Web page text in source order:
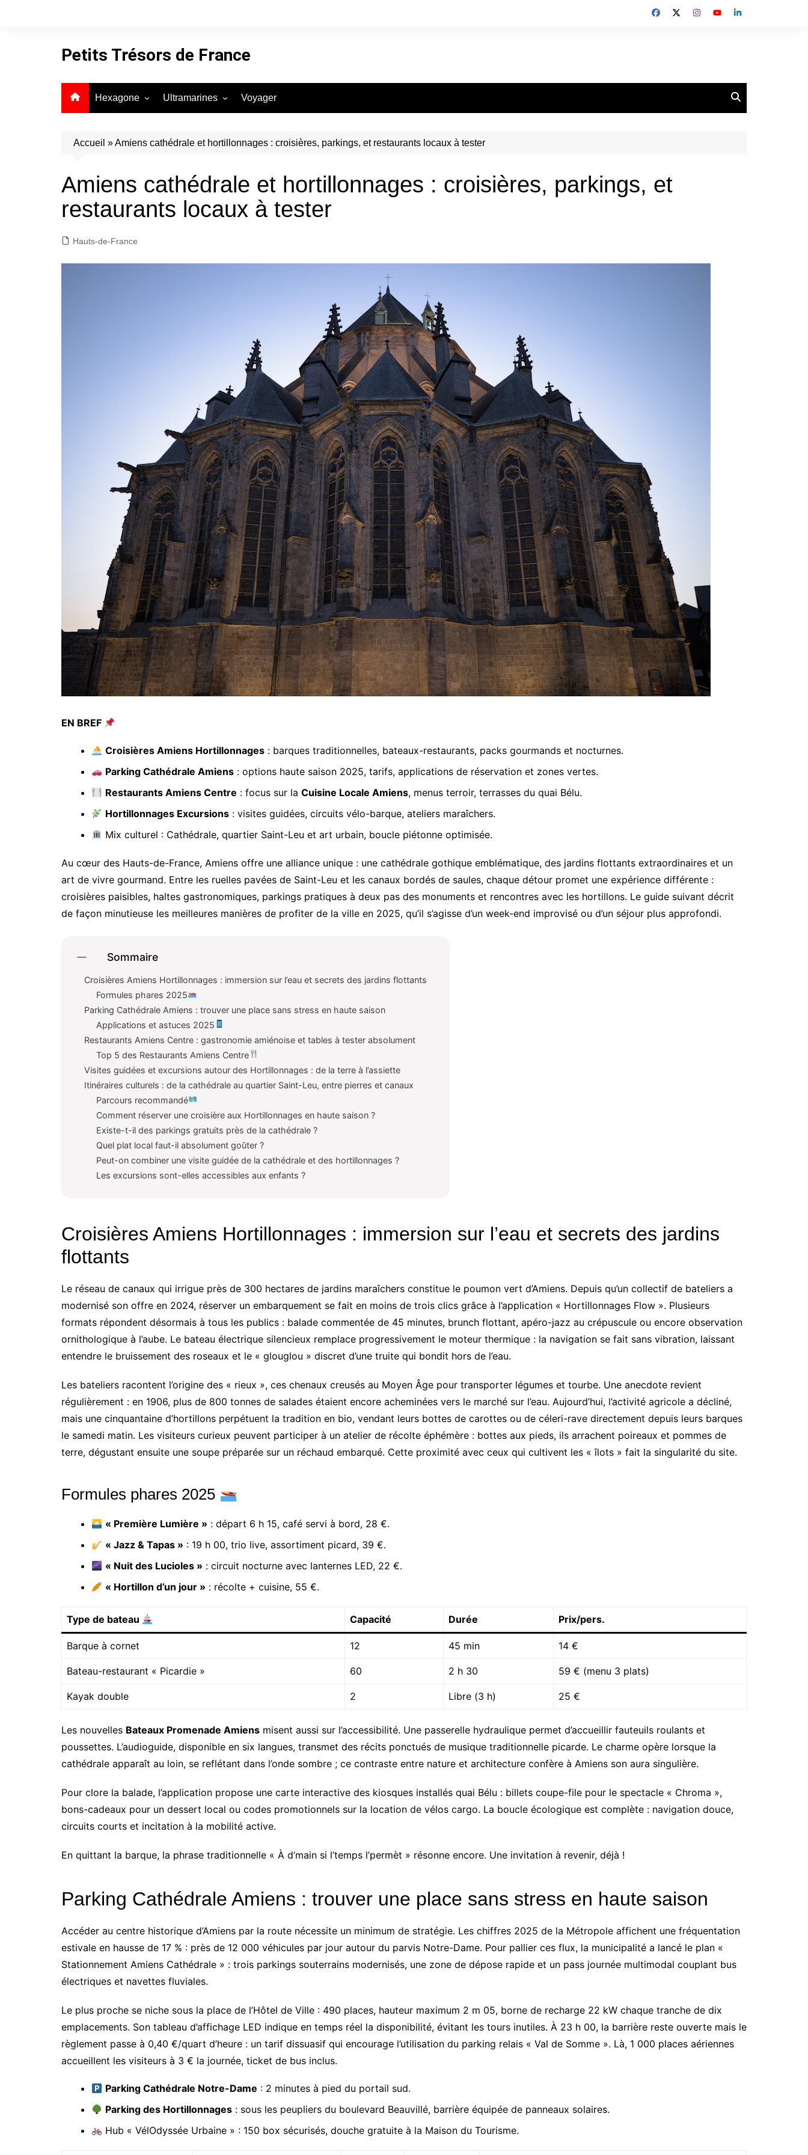
Petits Trésors de France
Hexagone
Bourgogne-Franche-Comté
Centre-Val de Loire
Hauts-de-France
Île-de-France
Ultramarines
Guyane
Martinique
Mayotte
Voyager
Accueil »Amiens cathédrale et hortillonnages : croisières, parkings, et restaurants locaux à tester
Amiens cathédrale et hortillonnages : croisières, parkings, et
restaurants locaux à tester
Hauts-de-France
EN BREF
Croisières Amiens Hortillonnages : barques traditionnelles, bateaux-restaurants, packs gourmands et nocturnes.
Parking Cathédrale Amiens : options haute saison 2025, tarifs, applications de réservation et zones vertes.
Restaurants Amiens Centre : focus sur laCuisine Locale Amiens, menus terroir, terrasses du quai Bélu.
Hortillonnages Excursions : visites guidées, circuits vélo-barque, ateliers maraîchers.
Mix culturel : Cathédrale, quartier Saint-Leu et art urbain, boucle piétonne optimisée.
Au cœur des Hauts-de-France, Amiens offre une alliance unique : une cathédrale gothique emblématique, des jardins flottants extraordinaires et un
art de vivre gourmand. Entre les ruelles pavées de Saint-Leu et les canaux bordés de saules, chaque détour promet une expérience différente :
croisières paisibles, haltes gastronomiques, parkings pratiques à deux pas des monuments et rencontres avec les hortillons. Le guide suivant décrit
de façon minutieuse les meilleures manières de profiter de la ville en 2025, qu’il s’agisse d’un week-end improvisé ou d’un séjour plus approfondi.
Sommaire
Croisières Amiens Hortillonnages : immersion sur l’eau et secrets des jardins flottants
Formules phares 2025
Parking Cathédrale Amiens : trouver une place sans stress en haute saison
Applications et astuces 2025
Restaurants Amiens Centre : gastronomie amiénoise et tables à tester absolument
Top 5 des Restaurants Amiens Centre
Visites guidées et excursions autour des Hortillonnages : de la terre à l’assiette
Itinéraires culturels : de la cathédrale au quartier Saint-Leu, entre pierres et canaux
Parcours recommandé
Comment réserver une croisière aux Hortillonnages en haute saison ?
Existe-t-il des parkings gratuits près de la cathédrale ?
Quel plat local faut-il absolument goûter ?
Peut-on combiner une visite guidée de la cathédrale et des hortillonnages ?
Les excursions sont-elles accessibles aux enfants ?
Croisières Amiens Hortillonnages : immersion sur l’eau et secrets des jardins
flottants
Le réseau de canaux qui irrigue près de 300 hectares de jardins maraîchers constitue le poumon vert d’Amiens. Depuis qu’un collectif de bateliers a
modernisé son offre en 2024, réserver un embarquement se fait en moins de trois clics grâce à l’application « Hortillonnages Flow ». Plusieurs
formats répondent désormais à tous les publics : balade commentée de 45 minutes, brunch flottant, apéro-jazz au crépuscule ou encore observation
ornithologique à l’aube. Le bateau électrique silencieux remplace progressivement le moteur thermique : la navigation se fait sans vibration, laissant
entendre le bruissement des roseaux et le « glouglou » discret d’une truite qui bondit hors de l’eau.
Les bateliers racontent l’origine des « rieux », ces chenaux creusés au Moyen Âge pour transporter légumes et tourbe. Une anecdote revient
régulièrement : en 1906, plus de 800 tonnes de salades étaient encore acheminées vers le marché sur l’eau. Aujourd’hui, l’activité agricole a décliné,
mais une cinquantaine d’hortillons perpétuent la tradition en bio, vendant leurs bottes de carottes ou de céleri-rave directement depuis leurs barques
le samedi matin. Les visiteurs curieux peuvent participer à un atelier de récolte éphémère : bottes aux pieds, ils arrachent poireaux et pommes de
terre, dégustant ensuite une soupe préparée sur un réchaud embarqué. Cette proximité avec ceux qui cultivent les « îlots » fait la singularité du site.
Formules phares 2025
« Première Lumière » : départ 6 h 15, café servi à bord, 28 €.
« Jazz & Tapas » : 19 h 00, trio live, assortiment picard, 39 €.
« Nuit des Lucioles » : circuit nocturne avec lanternes LED, 22 €.
« Hortillon d’un jour » : récolte + cuisine, 55 €.
Type de bateau Capacité Durée Prix/pers.
Barque à cornet 12 45 min 14 €
Bateau-restaurant « Picardie » 60 2 h 30 59 € (menu 3 plats)
Kayak double 2 Libre (3 h) 25 €
Les nouvelles Bateaux Promenade Amiens misent aussi sur l’accessibilité. Une passerelle hydraulique permet d’accueillir fauteuils roulants et
poussettes. L’audioguide, disponible en six langues, transmet des récits ponctués de musique traditionnelle picarde. Le charme opère lorsque la
cathédrale apparaît au loin, se reflétant dans l’onde sombre ; ce contraste entre nature et architecture confère à Amiens son aura singulière.
Pour clore la balade, l’application propose une carte interactive des kiosques installés quai Bélu : billets coupe-file pour le spectacle « Chroma »,
bons-cadeaux pour un dessert local ou codes promotionnels sur la location de vélos cargo. La boucle écologique est complète : navigation douce,
circuits courts et incitation à la mobilité active.
En quittant la barque, la phrase traditionnelle « À d’main si l’temps l’permèt » résonne encore. Une invitation à revenir, déjà !
Parking Cathédrale Amiens : trouver une place sans stress en haute saison
Accéder au centre historique d’Amiens par la route nécessite un minimum de stratégie. Les chiffres 2025 de la Métropole affichent une fréquentation
estivale en hausse de 17 % : près de 12 000 véhicules par jour autour du parvis Notre-Dame. Pour pallier ces flux, la municipalité a lancé le plan «
Stationnement Amiens Cathédrale » : trois parkings souterrains modernisés, une zone de dépose rapide et un pass journée multimodal couplant bus
électriques et navettes fluviales.
Le plus proche se niche sous la place de l’Hôtel de Ville : 490 places, hauteur maximum 2 m 05, borne de recharge 22 kW chaque tranche de dix
emplacements. Son tableau d’affichage LED indique en temps réel la disponibilité, évitant les tours inutiles. À 23 h 00, la barrière reste ouverte mais le
règlement passe à 0,40 €/quart d’heure : un tarif dissuasif qui encourage l’utilisation du parking relais « Val de Somme ». Là, 1 000 places aériennes
accueillent les visiteurs à 3 € la journée, ticket de bus inclus.
Parking Cathédrale Notre-Dame : 2 minutes à pied du portail sud.
Parking des Hortillonnages : sous les peupliers du boulevard Beauvillé, barrière équipée de panneaux solaires.
Hub « VélOdyssée Urbaine » : 150 box sécurisés, douche gratuite à la Maison du Tourisme.